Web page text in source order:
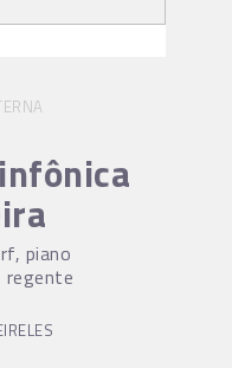
piano
regente